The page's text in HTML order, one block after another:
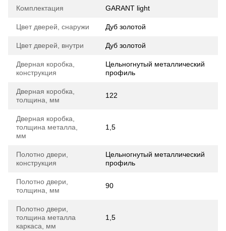
Комплектация GARANT light
Цвет дверей, снаружи Дуб золотой
Цвет дверей, внутри Дуб золотой
Дверная коробка,
конструкция
Цельногнутый металлический
профиль
Дверная коробка,
толщина, мм
122
Дверная коробка,
толщина металла,
мм
1,5
Полотно двери,
конструкция
Цельногнутый металлический
профиль
Полотно двери,
толщина, мм
90
Полотно двери,
толщина металла
каркаса, мм
1,5